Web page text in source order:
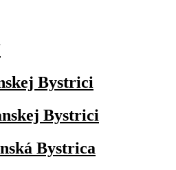
Bystrici
Bystrici
Bystrica